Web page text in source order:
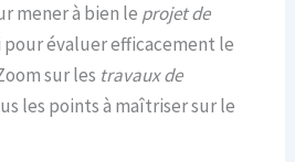
mener à bien le projet de
pour évaluer efficacement le
sur les travaux de
les points à maîtriser sur le